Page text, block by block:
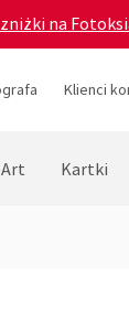
na
Klienci
Kartki